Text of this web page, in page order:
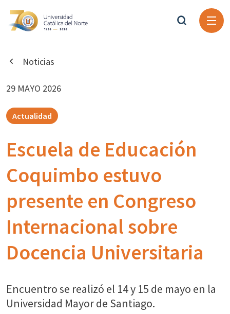
Noticias
29 MAYO 2026
Actualidad
Escuela de Educación
Coquimbo estuvo
presente en Congreso
Internacional sobre
Docencia Universitaria
Encuentro se realizó el 14 y 15 de mayo en la
Universidad Mayor de Santiago.